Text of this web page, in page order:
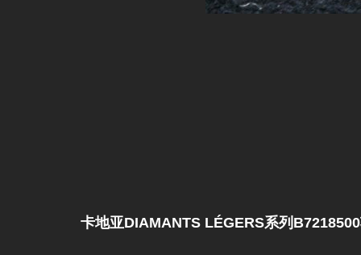
卡地亚DIAMANTS LÉGERS系列